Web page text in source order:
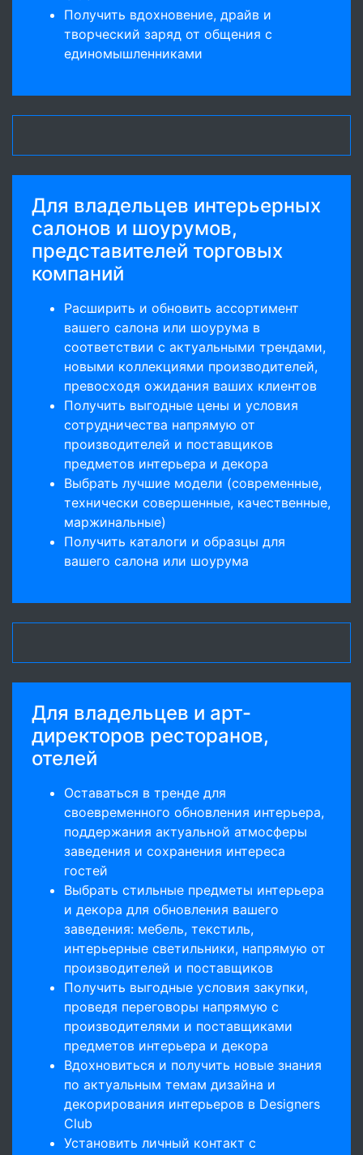
Получить вдохновение, драйв и
творческий заряд от общения с
единомышленниками
Для владельцев интерьерных
салонов и шоурумов,
представителей торговых
компаний
Расширить и обновить ассортимент
вашего салона или шоурума в
соответствии с актуальными трендами,
новыми коллекциями производителей,
превосходя ожидания ваших клиентов
Получить выгодные цены и условия
сотрудничества напрямую от
производителей и поставщиков
предметов интерьера и декора
Выбрать лучшие модели (современные,
технически совершенные, качественные,
маржинальные)
Получить каталоги и образцы для
вашего салона или шоурума
Для владельцев и арт-
директоров ресторанов,
отелей
Оставаться в тренде для
своевременного обновления интерьера,
поддержания актуальной атмосферы
заведения и сохранения интереса
гостей
Выбрать стильные предметы интерьера
и декора для обновления вашего
заведения: мебель, текстиль,
интерьерные светильники, напрямую от
производителей и поставщиков
Получить выгодные условия закупки,
проведя переговоры напрямую с
производителями и поставщиками
предметов интерьера и декора
Вдохновиться и получить новые знания
по актуальным темам дизайна и
декорирования интерьеров в Designers
Club
Установить личный контакт с